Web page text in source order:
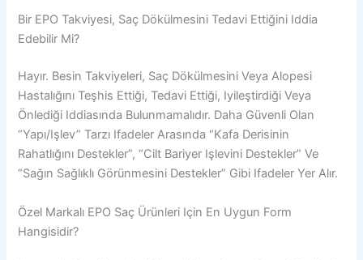
Bir EPO Takviyesi, Saç Dökülmesini Tedavi Ettiğini Iddia
Edebilir Mi?
Hayır. Besin Takviyeleri, Saç Dökülmesini Veya Alopesi
Hastalığını Teşhis Ettiği, Tedavi Ettiği, Iyileştirdiği Veya
Önlediği Iddiasında Bulunmamalıdır. Daha Güvenli Olan
“yapı/işlev” Tarzı Ifadeler Arasında “kafa Derisinin
Rahatlığını Destekler”, “cilt Bariyer Işlevini Destekler” Ve
“sağın Sağlıklı Görünmesini Destekler” Gibi Ifadeler Yer Alır.
Özel Markalı EPO Saç Ürünleri Için En Uygun Form
Hangisidir?